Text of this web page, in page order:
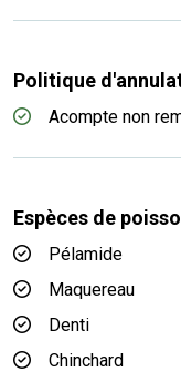
Politique
Acompte non
Espèces de
Pélamide
Maquereau
Denti
Chinchard